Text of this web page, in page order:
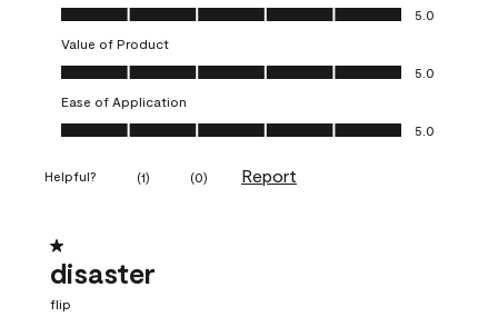
Quality of Product, 5.0 out of 5
5.0
Value of Product
Value of Product, 5.0 out of 5
5.0
Ease of Application
Ease of Application, 5.0 out of 5
5.0
Helpful? (1) (0) Report
1 out of 5 stars.
disaster
flip